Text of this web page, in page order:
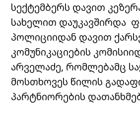
სექტემბერს დავით
სახელით დაუკავშირდა
პოლიციიდან დავით
კომუნიკაციების
არველაძე, რომლებამც
მოსთხოვეს წილის
პარტნიორების